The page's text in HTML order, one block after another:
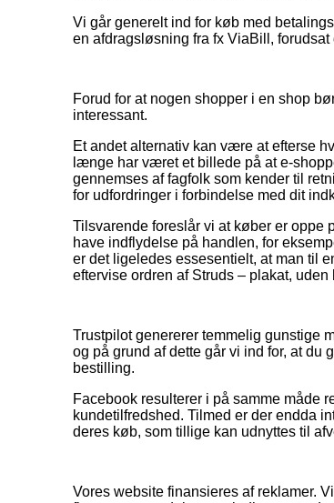
Vi går generelt ind for køb med
en afdragsløsning fra fx ViaBill,
Forud for at nogen shopper i en shop
interessant.
Et andet alternativ kan være at efterse
længe har været et billede på at e-
gennemses af fagfolk som kender til
for udfordringer i forbindelse med dit
Tilsvarende foreslår vi at køber er oppe
have indflydelse på handlen, for
er det ligeledes essesentielt, at man til
eftervise ordren af Struds – plakat,
Trustpilot genererer temmelig gunstige
og på grund af dette går vi ind for, at
bestilling.
Facebook resulterer i på samme måde
kundetilfredshed. Tilmed er der endda
deres køb, som tillige kan udnyttes til
Vores website finansieres af reklamer.